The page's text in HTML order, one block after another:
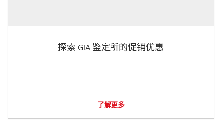
探索 GIA 鉴定所的促销优惠
了解更多